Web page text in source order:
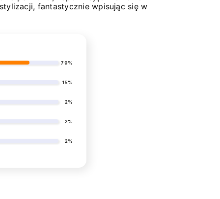
fantastycznie wpisując się w
79%
15%
2%
2%
2%